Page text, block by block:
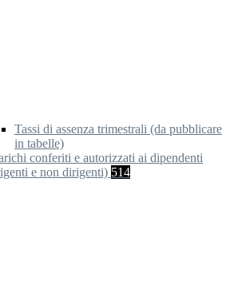
Tassi di assenza trimestrali (da pubblicare
in tabelle)
conferiti e autorizzati ai dipendenti
e non dirigenti) 514